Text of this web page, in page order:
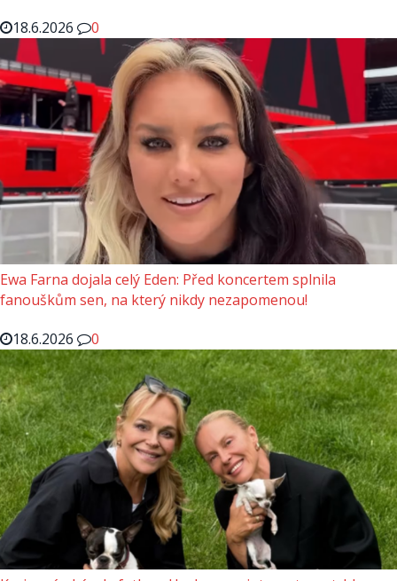
18.6.2026
0
Ewa Farna dojala celý Eden: Před koncertem splnila
fanouškům sen, na který nikdy nezapomenou!
18.6.2026
0